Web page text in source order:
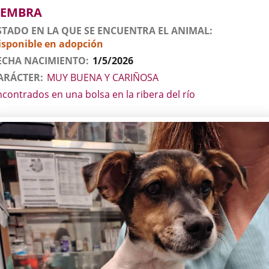
EN LA QUE SE ENCUENTRA EL ANIMAL
en adopción
NACIMIENTO 1/5/2026
MUY BUENA Y CARIÑOSA
en una bolsa en la ribera del río